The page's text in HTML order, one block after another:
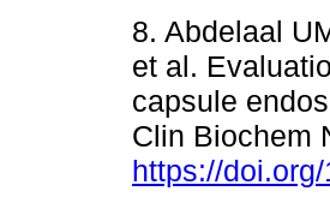
8. Abdelaal
et al.
capsule
Clin Biochem
https://